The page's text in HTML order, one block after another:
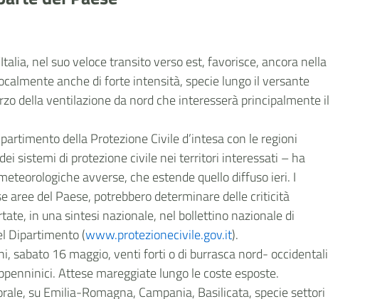
nel suo veloce transito verso est, favorisce, ancora nella
anche di forte intensità, specie lungo il versante
della ventilazione da nord che interesserà principalmente il
della Protezione Civile d’intesa con le regioni
sistemi di protezione civile nei territori interessati – ha
avverse, che estende quello diffuso ieri. I
aree del Paese, potrebbero determinare delle criticità
in una sintesi nazionale, nel bollettino nazionale di
Dipartimento (www.protezionecivile.gov.it).
sabato 16 maggio, venti forti o di burrasca nord- occidentali
Attese mareggiate lungo le coste esposte.
su Emilia-Romagna, Campania, Basilicata, specie settori